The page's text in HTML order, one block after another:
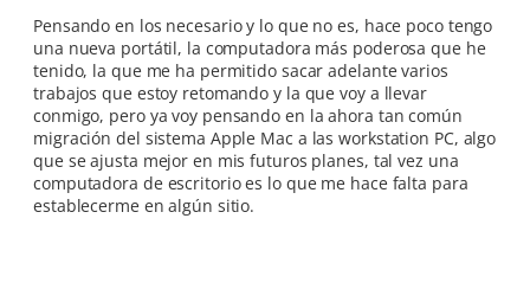
Pensando en los necesario y lo que no es, hace poco tengo
una nueva portátil, la computadora más poderosa que he
tenido, la que me ha permitido sacar adelante varios
trabajos que estoy retomando y la que voy a llevar
conmigo, pero ya voy pensando en la ahora tan común
migración del sistema Apple Mac a las workstation PC, algo
que se ajusta mejor en mis futuros planes, tal vez una
computadora de escritorio es lo que me hace falta para
establecerme en algún sitio.